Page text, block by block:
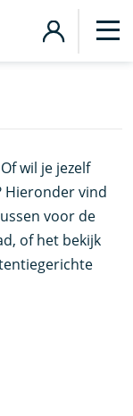
wil je jezelf
Hieronder vind
voor de
of het bekijk